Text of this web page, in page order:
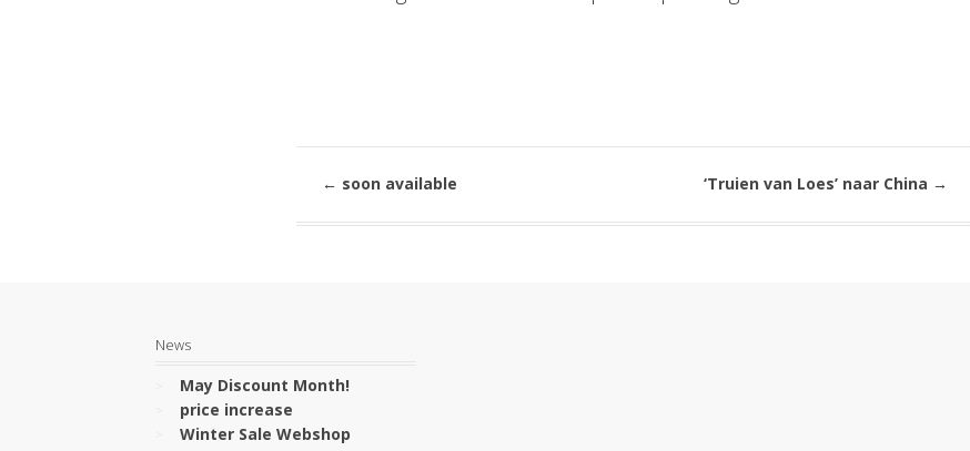
← soon available ‘Truien van Loes’ naar China →
News
May Discount Month!
price increase
Winter Sale Webshop